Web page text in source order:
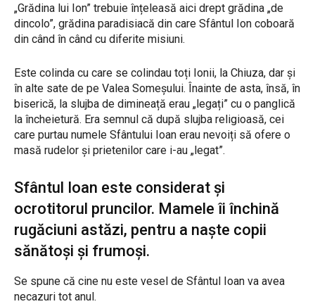
„Grădina lui Ion” trebuie înțeleasă aici drept grădina „de
dincolo”, grădina paradisiacă din care Sfântul Ion coboară
din când în când cu diferite misiuni.
Este colinda cu care se colindau toți Ionii, la Chiuza, dar și
în alte sate de pe Valea Someșului. Înainte de asta, însă, în
biserică, la slujba de dimineață erau „legați” cu o panglică
la încheietură. Era semnul că după slujba religioasă, cei
care purtau numele Sfântului Ioan erau nevoiți să ofere o
masă rudelor și prietenilor care i-au „legat”.
Sfântul Ioan este considerat şi
ocrotitorul pruncilor. Mamele îi închină
rugăciuni astăzi, pentru a naşte copii
sănătoşi şi frumoşi.
Se spune că cine nu este vesel de Sfântul Ioan va avea
necazuri tot anul.